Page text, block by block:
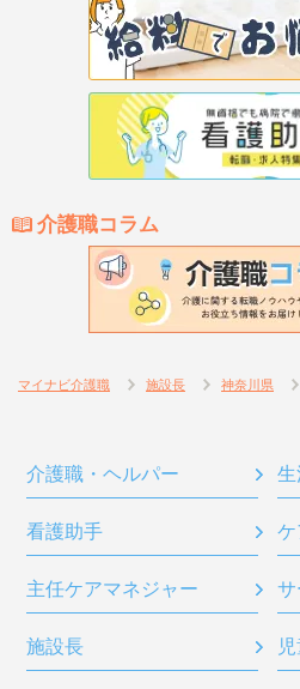
介護職コラム
マイナビ介護職 施設長 神奈川県
介護職・ヘルパー 生
看護助手 ケ
主任ケアマネジャー サ
施設長